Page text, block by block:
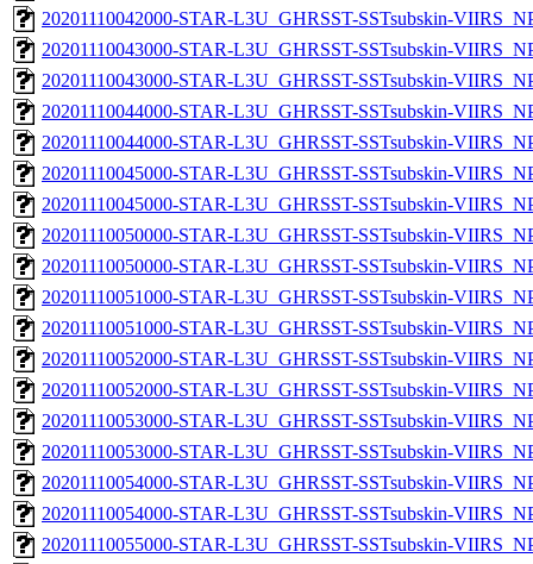
20201110042000-STAR-L3U_GHRSST-SSTsubskin-
20201110043000-STAR-L3U_GHRSST-SSTsubskin-
20201110043000-STAR-L3U_GHRSST-SSTsubskin-
20201110044000-STAR-L3U_GHRSST-SSTsubskin-
20201110044000-STAR-L3U_GHRSST-SSTsubskin-
20201110045000-STAR-L3U_GHRSST-SSTsubskin-
20201110045000-STAR-L3U_GHRSST-SSTsubskin-
20201110050000-STAR-L3U_GHRSST-SSTsubskin-
20201110050000-STAR-L3U_GHRSST-SSTsubskin-
20201110051000-STAR-L3U_GHRSST-SSTsubskin-
20201110051000-STAR-L3U_GHRSST-SSTsubskin-
20201110052000-STAR-L3U_GHRSST-SSTsubskin-
20201110052000-STAR-L3U_GHRSST-SSTsubskin-
20201110053000-STAR-L3U_GHRSST-SSTsubskin-
20201110053000-STAR-L3U_GHRSST-SSTsubskin-
20201110054000-STAR-L3U_GHRSST-SSTsubskin-
20201110054000-STAR-L3U_GHRSST-SSTsubskin-
20201110055000-STAR-L3U_GHRSST-SSTsubskin-